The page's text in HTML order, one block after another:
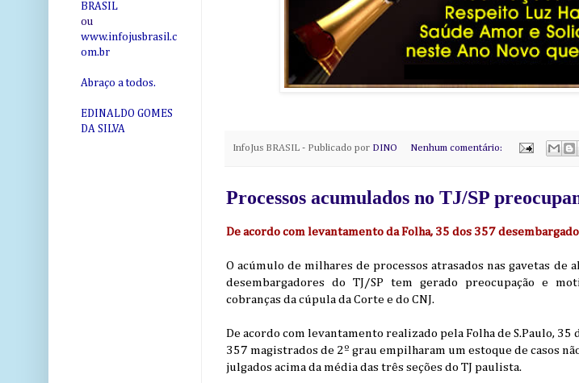
InfoJus BRASIL - Publicado por DINO Nenhum comentário:
Processos acumulados no TJ/SP
De acordo com levantamento da Folha, 35 dos 357
O acúmulo de milhares de processos atrasados nas gavetas de
desembargadores do TJ/SP tem gerado preocupação e
cobranças da cúpula da Corte e do CNJ.
De acordo com levantamento realizado pela Folha de S.Paulo, 35
357 magistrados de 2º grau empilharam um estoque de casos
julgados acima da média das três seções do TJ paulista.
BRASIL
ou
www.infojusbrasil.c
om.br
Abraço a todos.
EDINALDO GOMES
DA SILVA